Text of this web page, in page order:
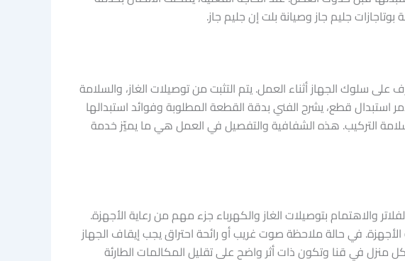
سلوك الجهاز أثناء العمل. يتم التثبت من توصيلات الغاز، والسلامة
استبدال قطع، يشرح الفني بدقة القطعة المطلوبة وفوائد استبدالها
التركيب. هذه الشفافية والتفصيل في العمل هي ما يميّز خدمة
والاهتمام بتوصيلات الغاز والكهرباء جزء مهم من رعاية الأجهزة.
في حالة ملاحظة صوت غريب أو رائحة احتراق يجب إيقاف الجهاز
للتنفيذ داخل كل منزل في قنا وتكون ذات أثر واضح على تقليل المكالمات الطارئة